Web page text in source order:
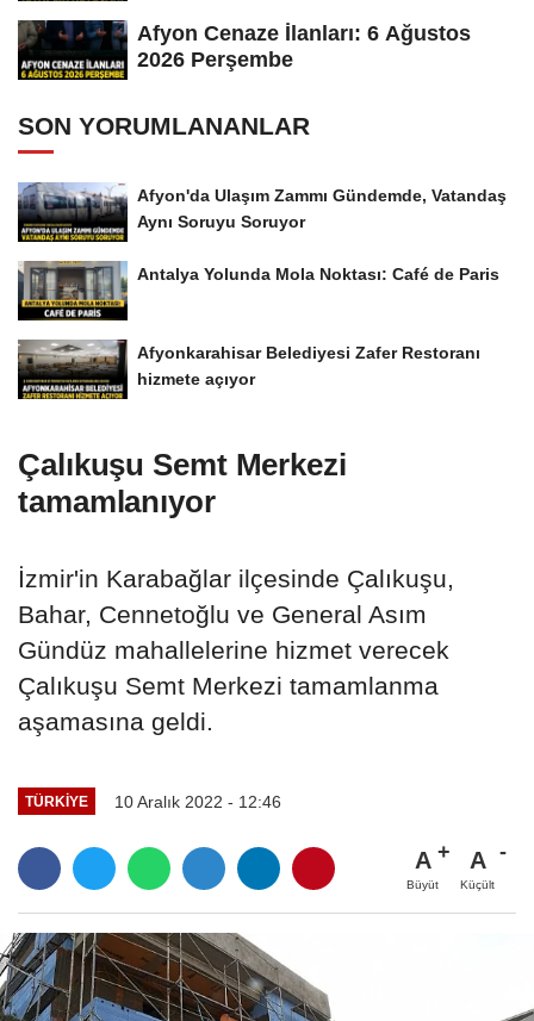
Afyon Cenaze İlanları: 6 Ağustos
2026 Perşembe
SON YORUMLANANLAR
Afyon'da Ulaşım Zammı Gündemde, Vatandaş
Aynı Soruyu Soruyor
Antalya Yolunda Mola Noktası: Café de Paris
Afyonkarahisar Belediyesi Zafer Restoranı
hizmete açıyor
Çalıkuşu Semt Merkezi
tamamlanıyor
İzmir'in Karabağlar ilçesinde Çalıkuşu,
Bahar, Cennetoğlu ve General Asım
Gündüz mahallelerine hizmet verecek
Çalıkuşu Semt Merkezi tamamlanma
aşamasına geldi.
TÜRKIYE 10 Aralık 2022 - 12:46
A
Büyüt
A
Küçült